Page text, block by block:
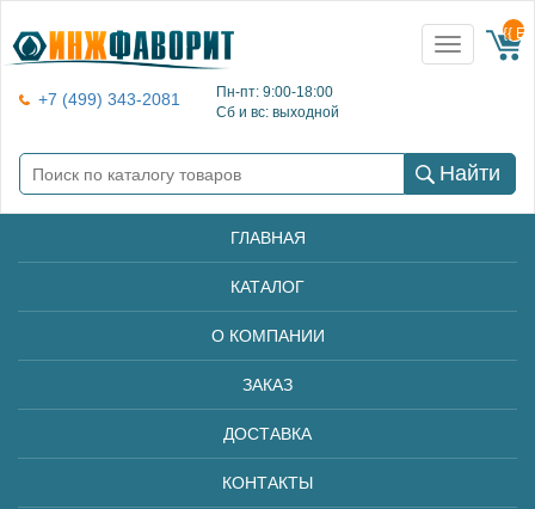
+7 (499) 343-2081
Пн-пт: 9:00-18:00
Сб и вс: выходной
Toggle
navigation
{{
Найти
ГЛАВНАЯ
КАТАЛОГ
О КОМПАНИИ
ЗАКАЗ
ДОСТАВКА
КОНТАКТЫ